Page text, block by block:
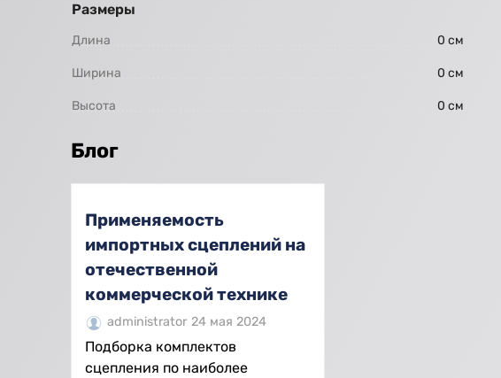
Размеры
Длина 0 см
Ширина 0 см
Высота 0 см
Блог
Применяемость
импортных сцеплений на
отечественной
коммерческой технике
administrator 24 мая 2024
Подборка комплектов
сцепления по наиболее